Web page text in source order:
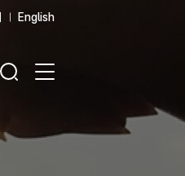
English